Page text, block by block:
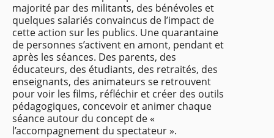
majorité par des militants, des bénévoles et
quelques salariés convaincus de l’impact de
cette action sur les publics. Une quarantaine
de personnes s’activent en amont, pendant et
après les séances. Des parents, des
éducateurs, des étudiants, des retraités, des
enseignants, des animateurs se retrouvent
pour voir les films, réfléchir et créer des outils
pédagogiques, concevoir et animer chaque
séance autour du concept de «
l’accompagnement du spectateur ».